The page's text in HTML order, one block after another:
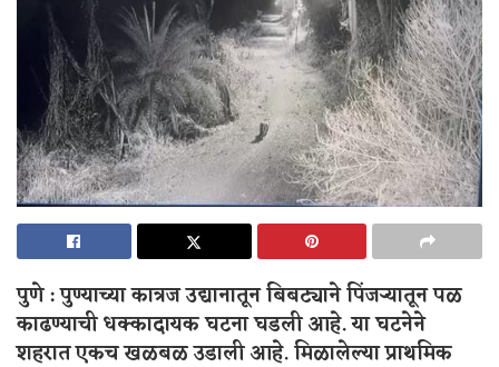
पुणे : पुण्याच्या कात्रज उद्यानातून बिबट्याने पिंजऱ्यातून पळ
काढण्याची धक्कादायक घटना घडली आहे. या घटनेने
शहरात एकच खळबळ उडाली आहे. मिळालेल्या प्राथमिक